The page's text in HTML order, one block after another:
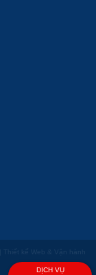
kế Web & Vận hành
DỊCH VỤ